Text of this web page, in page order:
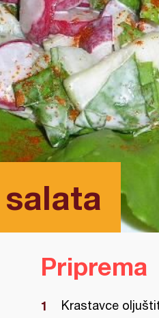
Priprema
Krastavce